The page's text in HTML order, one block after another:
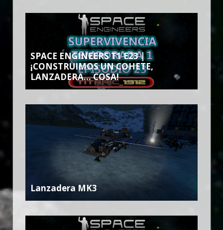
SPACE ENGINEERS T1 E23 |
¡CONSTRUIMOS UN COHETE,
LANZADERA… COSA!
Lanzadera MK3